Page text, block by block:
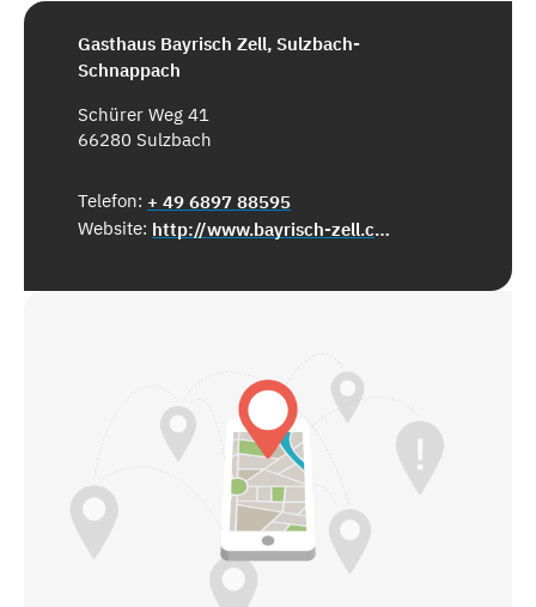
Gasthaus Bayrisch Zell, Sulzbach-
Schnappach
Schürer Weg 41
66280 Sulzbach
Telefon: + 49 6897 88595
Website:
http://www.bayrisch-zell.com/